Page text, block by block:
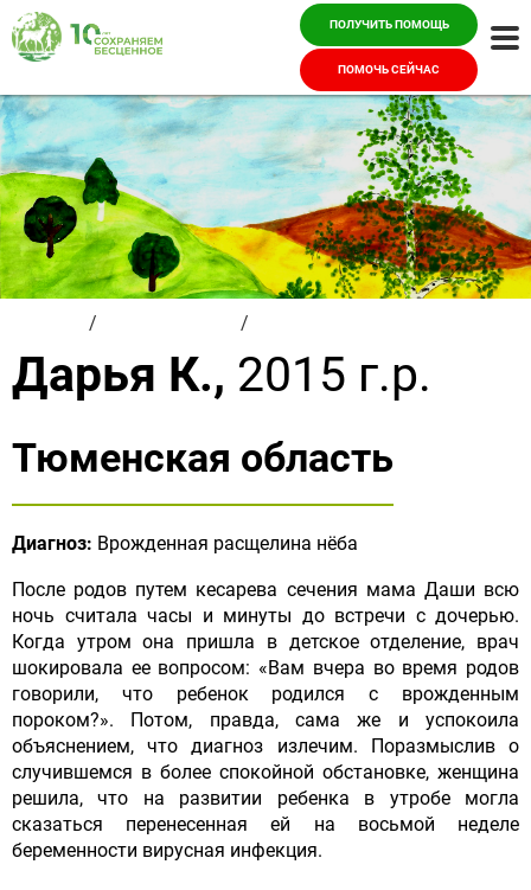
ПОЛУЧИТЬ ПОМОЩЬ
ПОМОЧЬ СЕЙЧАС
/ /
Дарья К., 2015 г.р.
Тюменская область
Диагноз: Врожденная расщелина нёба
После родов путем кесарева сечения мама Даши всю
ночь считала часы и минуты до встречи с дочерью.
Когда утром она пришла в детское отделение, врач
шокировала ее вопросом: «Вам вчера во время родов
говорили, что ребенок родился с врожденным
пороком?». Потом, правда, сама же и успокоила
объяснением, что диагноз излечим. Поразмыслив о
случившемся в более спокойной обстановке, женщина
решила, что на развитии ребенка в утробе могла
сказаться перенесенная ей на восьмой неделе
беременности вирусная инфекция.